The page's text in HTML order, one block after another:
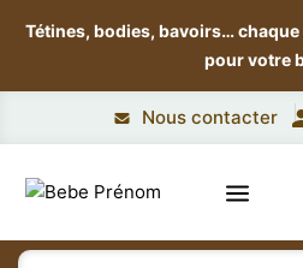
Tétines, bodies, bavoirs…
pour votre
Nous contacter